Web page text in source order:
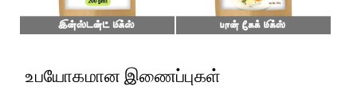
உபயோகமான இணைப்புகள்